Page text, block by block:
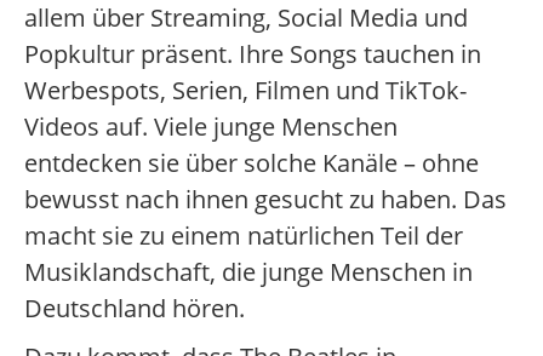
allem über Streaming, Social Media und
Popkultur präsent. Ihre Songs tauchen in
Werbespots, Serien, Filmen und TikTok-
Videos auf. Viele junge Menschen
entdecken sie über solche Kanäle – ohne
bewusst nach ihnen gesucht zu haben. Das
macht sie zu einem natürlichen Teil der
Musiklandschaft, die junge Menschen in
Deutschland hören.